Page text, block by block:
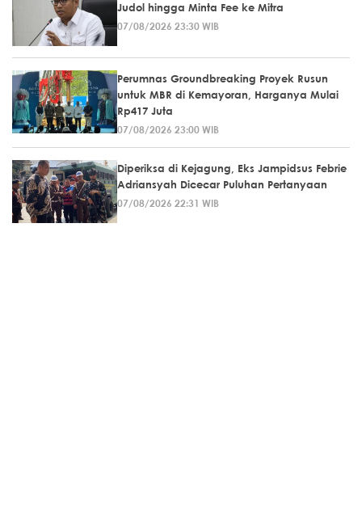
Judol hingga Minta Fee ke Mitra
07/08/2026 23:30 WIB
Perumnas Groundbreaking Proyek Rusun
untuk MBR di Kemayoran, Harganya Mulai
Rp417 Juta
07/08/2026 23:00 WIB
Diperiksa di Kejagung, Eks Jampidsus Febrie
Adriansyah Dicecar Puluhan Pertanyaan
07/08/2026 22:31 WIB